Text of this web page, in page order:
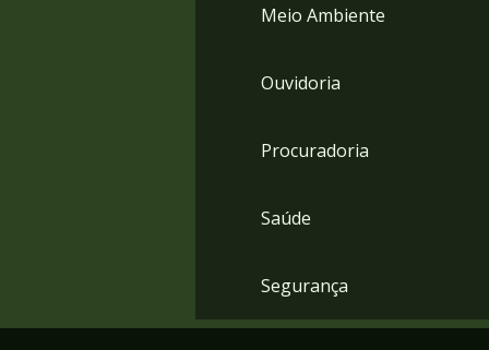
Meio Ambiente
Ouvidoria
Procuradoria
Saúde
Segurança